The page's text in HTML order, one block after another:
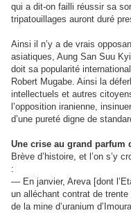
qui a dit-on failli réussir sa
tripatouillages auront duré
Ainsi il n’y a de vrais
asiatiques, Aung San Suu
doit sa popularité
Robert Mugabe. Ainsi la
intellectuels et autres
l’opposition iranienne,
d’une pureté digne de
Une crise au grand parfum
Brève d’histoire, et l’on s’y
:
— En janvier, Areva [dont
un alléchant contrat de
de la mine d’uranium